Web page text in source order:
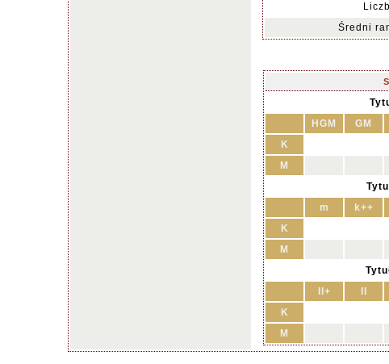
Średni
HGM
GM
K
M
m
k++
K
M
II+
K
M